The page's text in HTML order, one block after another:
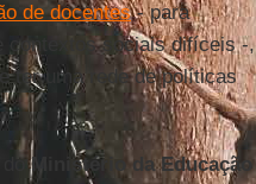
de docentes- para
contextos sociais difíceis -,
ter uma rede de políticas
doMinistério da Educação